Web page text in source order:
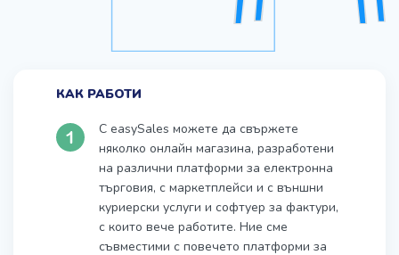
КАК РАБОТИ
С easySales можете да свържете
няколко онлайн магазина, разработени
на различни платформи за електронна
търговия, с маркетплейси и с външни
куриерски услуги и софтуер за фактури,
с които вече работите. Ние сме
съвместими с повечето платформи за